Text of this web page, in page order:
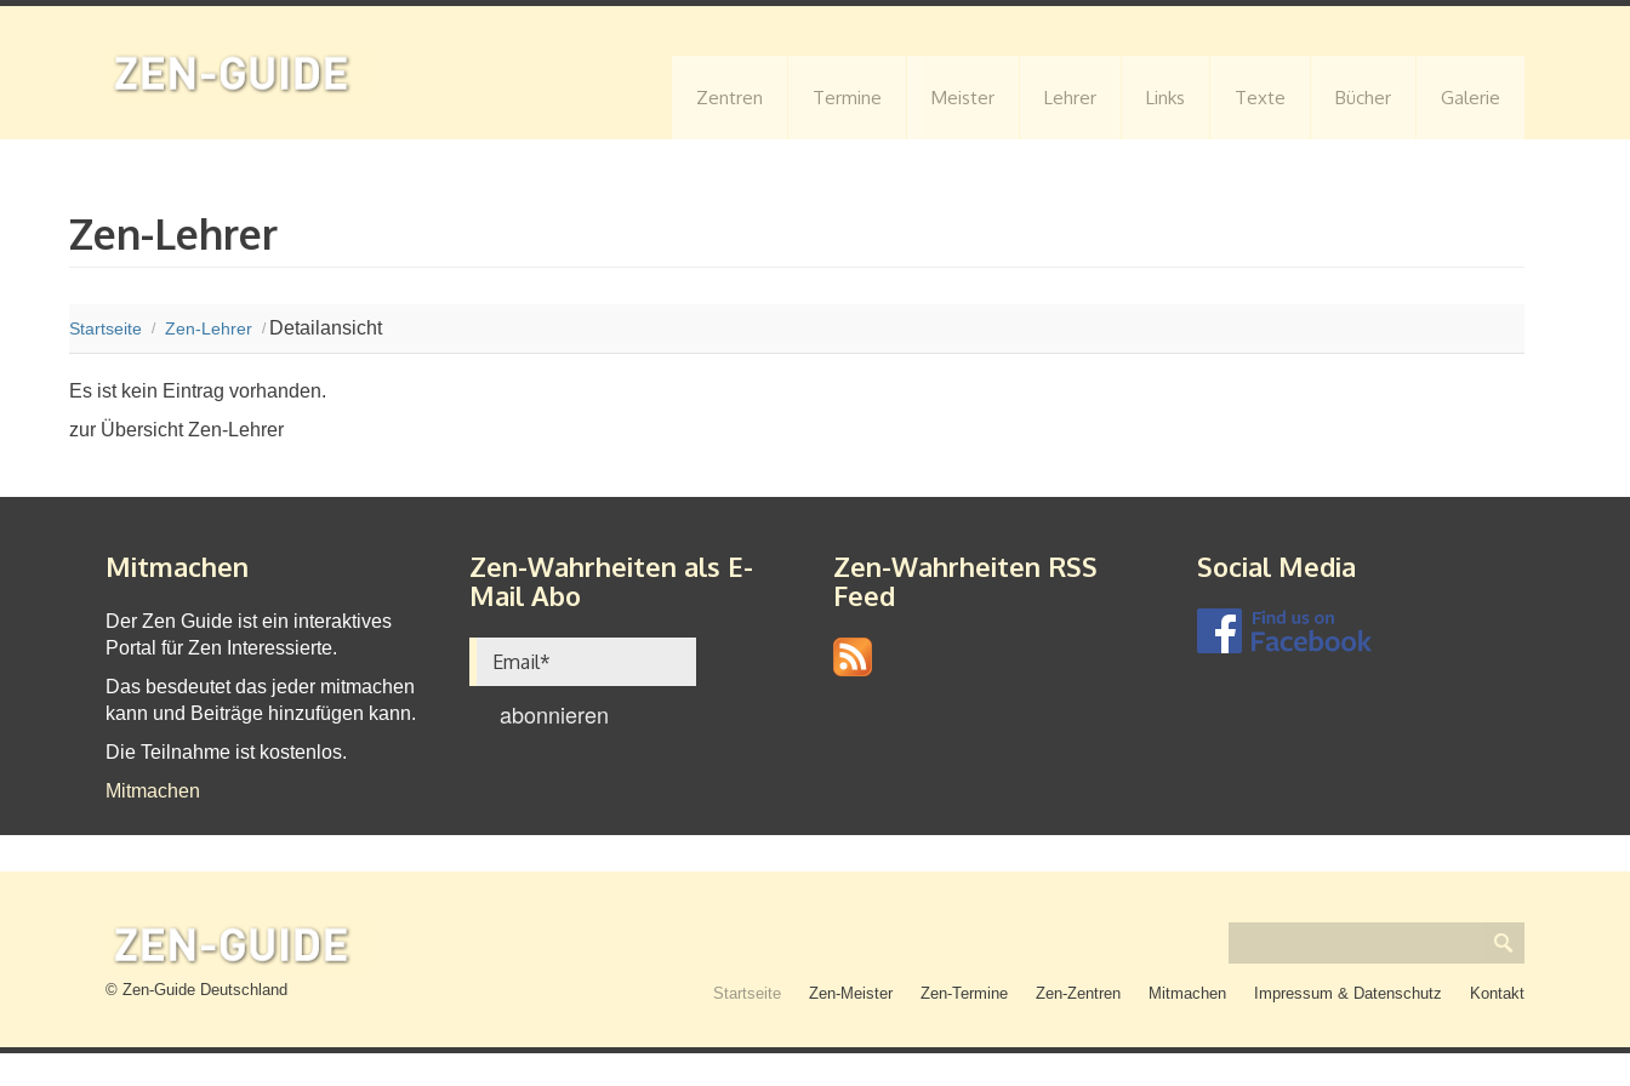
Zentren Termine Meister Lehrer Links Texte Bücher Galerie
Zen-Lehrer
Startseite / Zen-Lehrer / Detailansicht
Es ist kein Eintrag vorhanden.
zur Übersicht Zen-Lehrer
Mitmachen
Der Zen Guide ist ein interaktives
Portal für Zen Interessierte.
Das besdeutet das jeder mitmachen
kann und Beiträge hinzufügen kann.
Die Teilnahme ist kostenlos.
Mitmachen
Zen-Wahrheiten als E-
Mail Abo
Zen-Wahrheiten RSS
Feed
Social Media
© Zen-Guide Deutschland Startseite Zen-Meister Zen-Termine Zen-Zentren Mitmachen Impressum & Datenschutz Kontakt